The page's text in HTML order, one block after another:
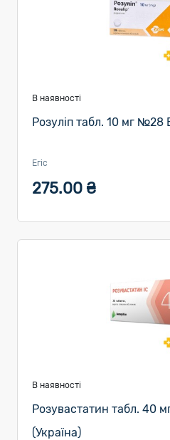
В наявності
Розуліп табл. 10 мг №28
Егіс
275.00 ₴
В наявності
Розувастатин табл. 40
(Україна)